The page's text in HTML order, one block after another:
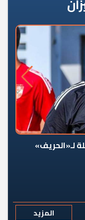
لـ«الحريف»
المزيد